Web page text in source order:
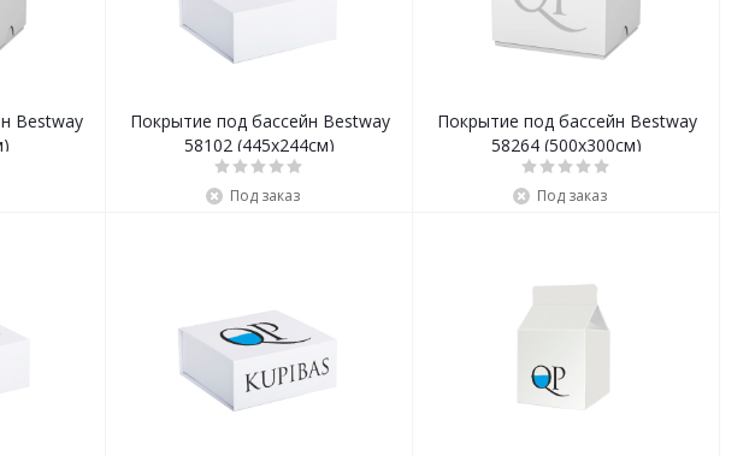
Bestway
Покрытие под бассейн Bestway
58102 (445х244см)
Под заказ
Покрытие под бассейн Bestway
58264 (500х300см)
Под заказ